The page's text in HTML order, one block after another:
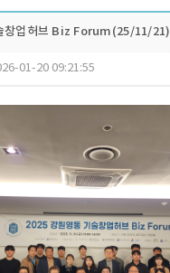
창업허브 Biz Forum(25/11/21)
01-20 09:21:55